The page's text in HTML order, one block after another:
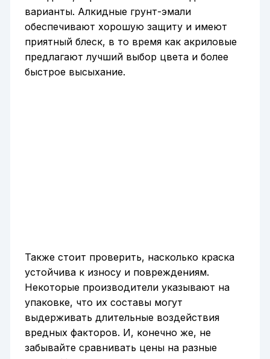
варианты. Алкидные грунт-эмали
обеспечивают хорошую защиту и имеют
приятный блеск, в то время как акриловые
предлагают лучший выбор цвета и более
быстрое высыхание.
Также стоит проверить, насколько краска
устойчива к износу и повреждениям.
Некоторые производители указывают на
упаковке, что их составы могут
выдерживать длительные воздействия
вредных факторов. И, конечно же, не
забывайте сравнивать цены на разные